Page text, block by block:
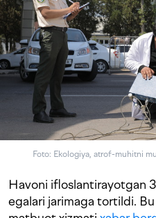
Foto: Ekologiya, atrof-muhitni
Havoni ifloslantirayotgan
egalari jarimaga tortildi.